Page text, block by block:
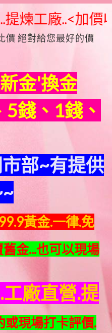
工廠..<加價收
價 絕對給您最好的價
金'換金
錢、1錢、
市部~有提供
黃金.一律.免
舊金...也可以現場
廠直營.提
或現場打卡評價.